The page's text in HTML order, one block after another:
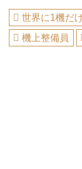
世界に1機だ
機上整備員